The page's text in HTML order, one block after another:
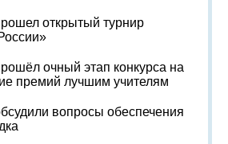
открытый турнир
очный этап конкурса на
премий лучшим учителям
вопросы обеспечения